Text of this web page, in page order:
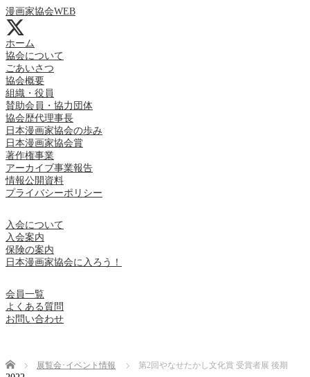
漫画家協会WEB
ホーム
協会について
ごあいさつ
協会概要
組織・役員
賛助会員・協力団体
協会歴代理事長
日本漫画家協会の歩み
日本漫画家協会賞
著作権事業
アーカイブ事業報告
情報公開資料
プライバシーポリシー
入会について
入会案内
保険の案内
日本漫画家協会に入ろう！
会員一覧
よくある質問
お問い合わせ
Home 展覧会･イベント情報 第2回やなせたかし文化賞 受賞者展 後期